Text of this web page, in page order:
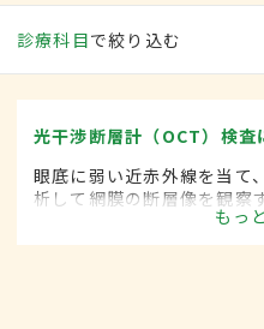
診療科目で絞り込む
光干渉断層計（OCT）検査
眼底に弱い近赤外線を当て
析して網膜の断層像を観察
精度の像が得られ、加齢黄
緑内障における視神経繊維
もっ